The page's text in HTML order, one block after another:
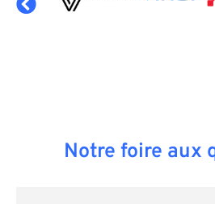
Notre foire aux